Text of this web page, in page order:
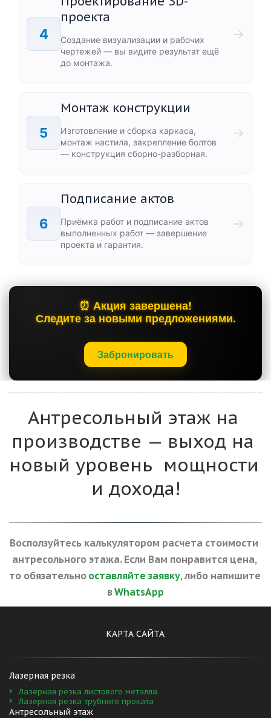
4
проекта
Создание визуализации и рабочих
чертежей — вы видите результат ещё
до монтажа.
→
5
Монтаж конструкции
Изготовление и сборка каркаса,
монтаж настила, закрепление болтов
— конструкция сборно-разборная.
→
6
Подписание актов
Приёмка работ и подписание актов
выполненных работ — завершение
проекта и гарантия.
→
⏰ Акция завершена!
Следите за новыми предложениями.
Забронировать
Антресольный этаж на
производстве — выход на
новый уровень  мощности
и дохода!
Восползуйтесь калькулятором расчета стоимости
антресольного этажа. Если Вам понравится цена,
то обязательно оставляйте заявку, либо напишите
в WhatsApp
КАРТА САЙТА
Лазерная резка
Лазерная резка листового металла
Лазерная резка трубного проката
Антресольный этаж